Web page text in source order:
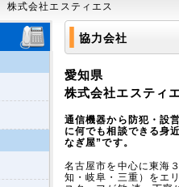
株式会社エスティエス
協力会社
愛知県
株式会社エスティ
通信機器から防犯・設
に何でも相談できる身
なぎ屋”です。
名古屋市を中心に東海
知・岐阜・三重）をエ